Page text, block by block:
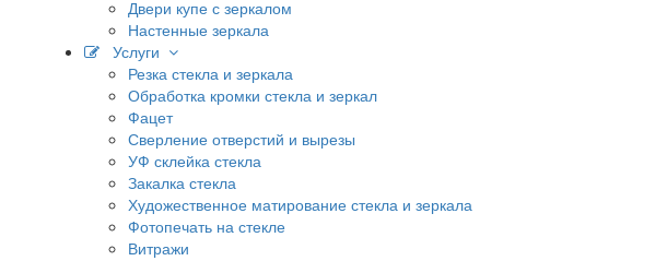
Двери купе с зеркалом
Настенные зеркала
Услуги
Резка стекла и зеркала
Обработка кромки стекла и зеркал
Фацет
Сверление отверстий и вырезы
УФ склейка стекла
Закалка стекла
Художественное матирование стекла и зеркала
Фотопечать на стекле
Витражи